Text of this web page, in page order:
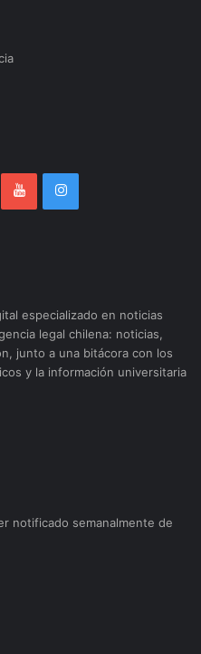
especializado en noticias
legal chilena: noticias,
junto a una bitácora con los
y la información universitaria
notificado semanalmente de